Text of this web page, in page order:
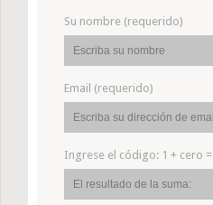
Su nombre (requerido)
Email (requerido)
Ingrese el código: 1 + cero =